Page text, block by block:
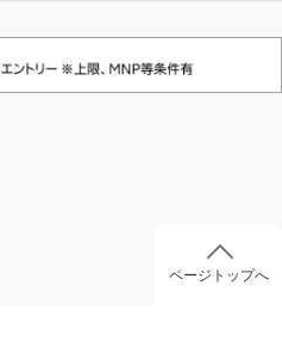
ページトップへ